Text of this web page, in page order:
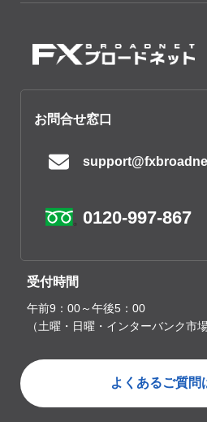
お問合せ窓口
0120-997-867
受付時間
午前9：00～午後5：00
（土曜・日曜・インターバンク市
よくあるご質問